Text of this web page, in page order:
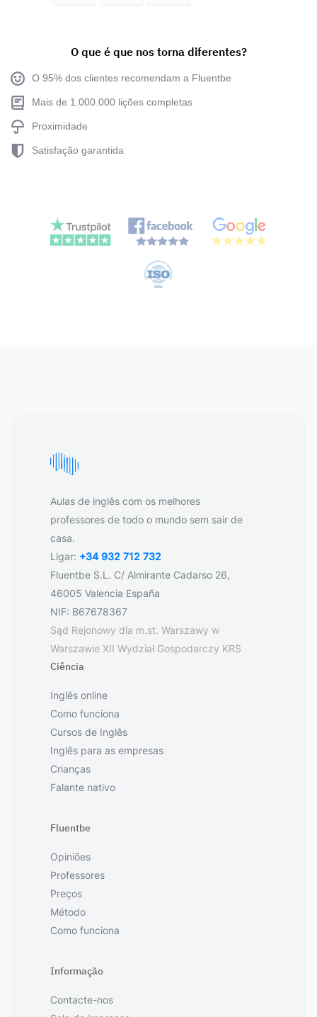
O que é que nos torna diferentes?
O 95% dos clientes recomendam a Fluentbe
Mais de 1.000.000 lições completas
Proximidade
Satisfação garantida
Aulas de inglês com os melhores
professores de todo o mundo sem sair de
casa.
Ligar: +34 932 712 732
Fluentbe S.L. C/ Almirante Cadarso 26,
46005 Valencia España
NIF: B67678367
Sąd Rejonowy dla m.st. Warszawy w
Warszawie XII Wydział Gospodarczy KRS
Ciência
Inglês online
Como funciona
Cursos de Inglês
Inglês para as empresas
Crianças
Falante nativo
Fluentbe
Opiniões
Professores
Preços
Método
Como funciona
Informação
Contacte-nos